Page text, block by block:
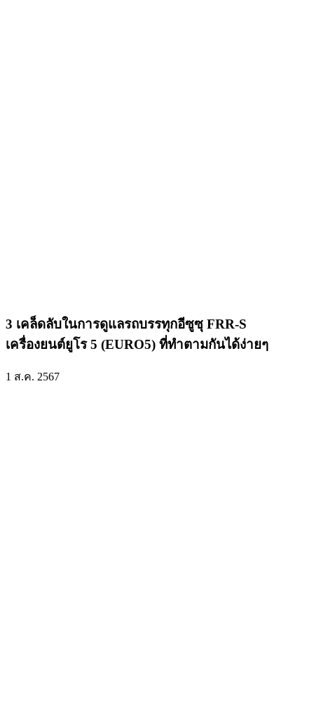
3 เคล็ดลับในการดูแลรถบรรทุกอีซูซุ FRR-S
เครื่องยนต์ยูโร 5 (EURO5) ที่ทำตามกันได้ง่ายๆ
1 ส.ค. 2567